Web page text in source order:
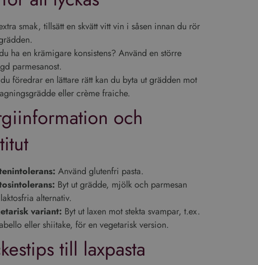
smak, tillsätt en skvätt vitt vin i såsen innan du rör
ha en krämigare konsistens? Använd en större
parmesanost.
föredrar en lättare rätt kan du byta ut grädden mot
eller crème fraiche.
och
Använd glutenfri pasta.
Byt ut grädde, mjölk och parmesan
alternativ.
variant: Byt ut laxen mot stekta svampar, t.ex.
eller shiitake, för en vegetarisk version.
till laxpasta